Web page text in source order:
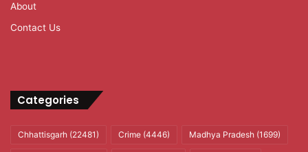
About
Contact Us
Categories
Chhattisgarh (22481) Crime (4446) Madhya Pradesh (1699)